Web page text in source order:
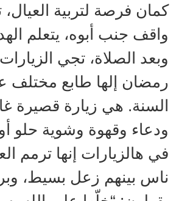
كمان فرصة لتربية
واقف جنب أبوه، يتعلم
وبعد الصلاة، تجي
رمضان إلها طابع مختلف
السنة. هي زيارة قصيرة
ودعاء وقهوة وشوية حلو
في هالزيارات إنها ترمم
ناس بينهم زعل بسيط،